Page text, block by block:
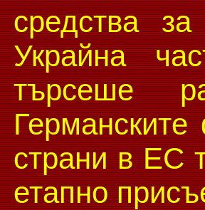
средства
Украйна
търсеше
страни в ЕС
етапно